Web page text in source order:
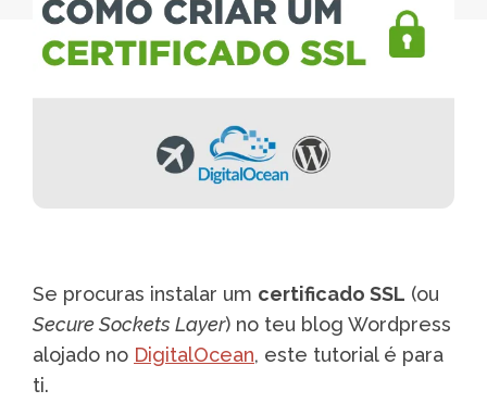
Se procuras instalar um certificado SSL (ou
Secure Sockets Layer) no teu blog Wordpress
alojado no DigitalOcean, este tutorial é para
ti.